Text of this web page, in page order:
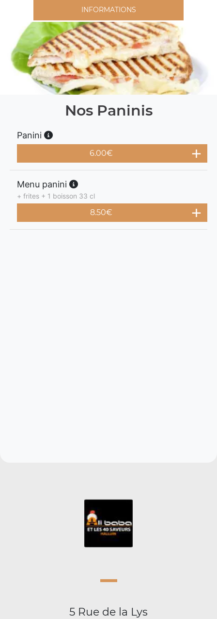
INFORMATIONS
Nos Paninis
Panini
6.00€
Menu panini
+ frites + 1 boisson 33 cl
8.50€
5 Rue de la Lys